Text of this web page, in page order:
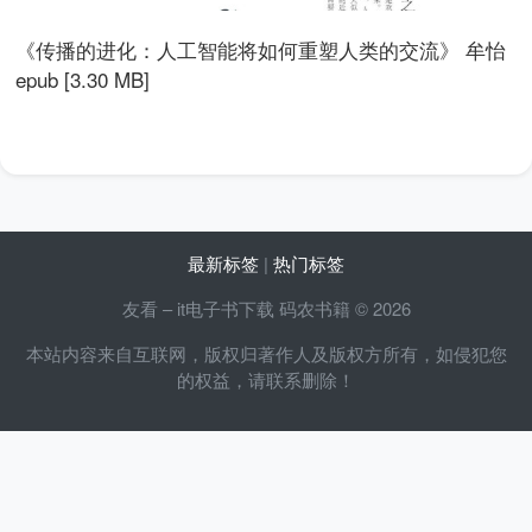
《传播的进化：人工智能将如何重塑人类的交流》 牟怡
epub [3.30 MB]
最新标签 | 热门标签
友看 – it电子书下载 码农书籍 © 2026
本站内容来自互联网，版权归著作人及版权方所有，如侵犯您
的权益，请联系删除！